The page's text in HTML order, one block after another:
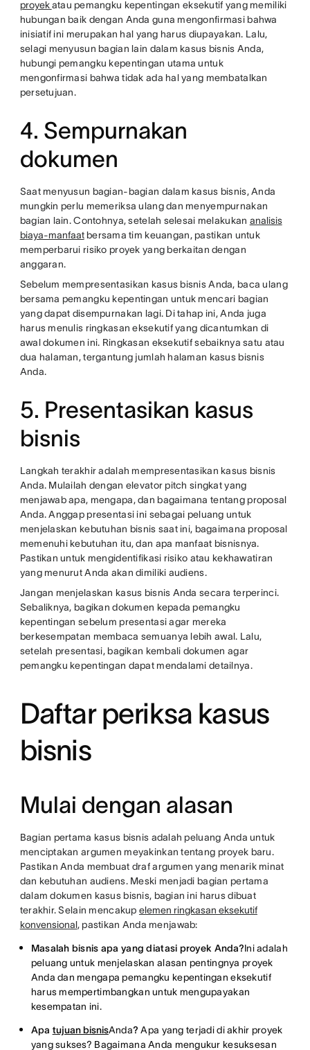
proyekatau pemangku kepentingan eksekutif yang memiliki
hubungan baik dengan Anda guna mengonfirmasi bahwa
inisiatif ini merupakan hal yang harus diupayakan. Lalu,
selagi menyusun bagian lain dalam kasus bisnis Anda,
hubungi pemangku kepentingan utama untuk
mengonfirmasi bahwa tidak ada hal yang membatalkan
persetujuan.
4. Sempurnakan
dokumen
Saat menyusun bagian-bagian dalam kasus bisnis, Anda
mungkin perlu memeriksa ulang dan menyempurnakan
bagian lain. Contohnya, setelah selesai melakukan analisis
biaya-manfaatbersama tim keuangan, pastikan untuk
memperbarui risiko proyek yang berkaitan dengan
anggaran.
Sebelum mempresentasikan kasus bisnis Anda, baca ulang
bersama pemangku kepentingan untuk mencari bagian
yang dapat disempurnakan lagi. Di tahap ini, Anda juga
harus menulis ringkasan eksekutif yang dicantumkan di
awal dokumen ini. Ringkasan eksekutif sebaiknya satu atau
dua halaman, tergantung jumlah halaman kasus bisnis
Anda.
5. Presentasikan kasus
bisnis
Langkah terakhir adalah mempresentasikan kasus bisnis
Anda. Mulailah dengan elevator pitch singkat yang
menjawab apa, mengapa, dan bagaimana tentang proposal
Anda. Anggap presentasi ini sebagai peluang untuk
menjelaskan kebutuhan bisnis saat ini, bagaimana proposal
memenuhi kebutuhan itu, dan apa manfaat bisnisnya.
Pastikan untuk mengidentifikasi risiko atau kekhawatiran
yang menurut Anda akan dimiliki audiens.
Jangan menjelaskan kasus bisnis Anda secara terperinci.
Sebaliknya, bagikan dokumen kepada pemangku
kepentingan sebelum presentasi agar mereka
berkesempatan membaca semuanya lebih awal. Lalu,
setelah presentasi, bagikan kembali dokumen agar
pemangku kepentingan dapat mendalami detailnya.
Daftar periksa kasus
bisnis
Mulai dengan alasan
Bagian pertama kasus bisnis adalah peluang Anda untuk
menciptakan argumen meyakinkan tentang proyek baru.
Pastikan Anda membuat draf argumen yang menarik minat
dan kebutuhan audiens. Meski menjadi bagian pertama
dalam dokumen kasus bisnis, bagian ini harus dibuat
terakhir. Selain mencakup elemen ringkasan eksekutif
konvensional, pastikan Anda menjawab:
Masalah bisnis apa yang diatasi proyek Anda?Ini adalah
peluang untuk menjelaskan alasan pentingnya proyek
Anda dan mengapa pemangku kepentingan eksekutif
harus mempertimbangkan untuk mengupayakan
kesempatan ini.
Apa tujuan bisnisAnda? Apa yang terjadi di akhir proyek
yang sukses? Bagaimana Anda mengukur kesuksesan